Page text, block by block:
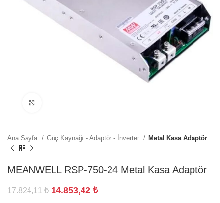
Ana Sayfa Güç Kaynağı - Adaptör - İnverter Metal Kasa Adaptör
MEANWELL RSP-750-24 Metal Kasa Adaptör
17.824,11₺ 14.853,42 ₺